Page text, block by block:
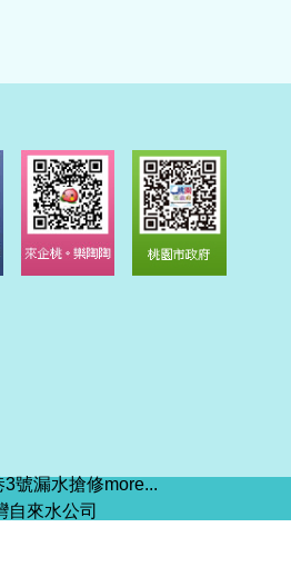
號漏水搶修more...
自來水公司